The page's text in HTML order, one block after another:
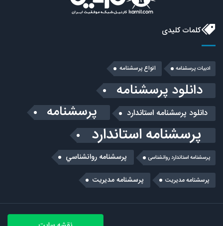
کلمات کلیدی
ادبیات پرسشنامه انواع پرسشنامه
دانلود پرسشنامه
دانلود پرسشنامه استاندارد پرسشنامه
پرسشنامه استاندارد
پرسشنامه استاندارد روانشناسی پرسشنامه روانشناسي
پرسشنامه مديريت پرسشنامه مدیریت